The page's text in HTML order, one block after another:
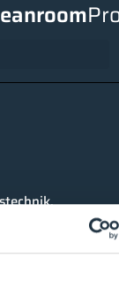
kannst
Themen